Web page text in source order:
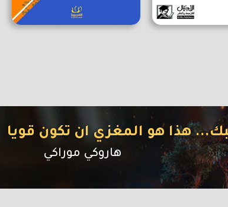
هذا هو المغزي ان تكون قويا
هاروكي موراكي